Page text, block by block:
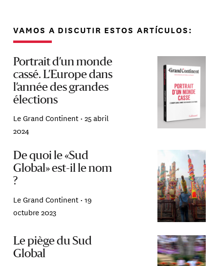
VAMOS A DISCUTIR ESTOS ARTÍCULOS:
Portrait d’un monde
cassé. L’Europe dans
l’année des grandes
élections
Le Grand Continent •25 abril
2024
De quoi le «Sud
Global» est-il le nom
?
Le Grand Continent •19
octubre 2023
Le piège du Sud
Global